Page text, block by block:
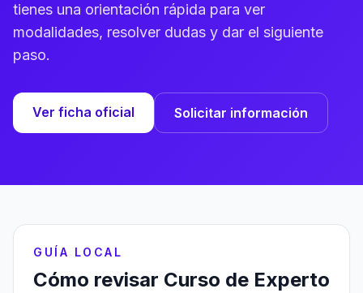
tienes una orientación rápida para ver
modalidades, resolver dudas y dar el siguiente
paso.
Ver ficha oficial Solicitar información
GUÍA LOCAL
Cómo revisar Curso de Experto